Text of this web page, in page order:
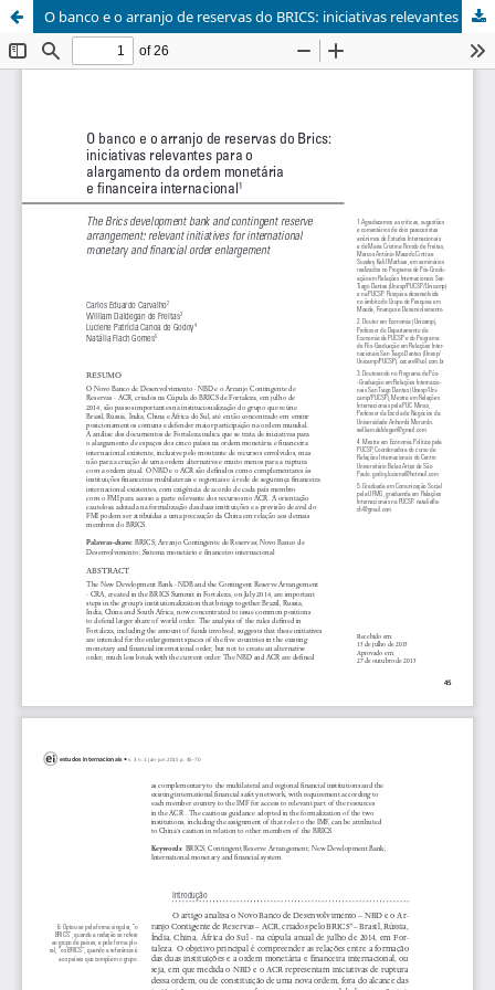
O banco e o arranjo de reservas do BRICS: iniciativas relevantes para o alargamento da ordem monetária e financeira internacional